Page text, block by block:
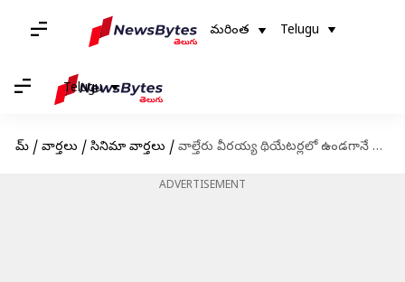
మరింత Telugu
Telugu
హోమ్ / వార్తలు / సినిమా వార్తలు / వాల్తేరు వీరయ్య థియేటర్లలో ఉండగానే సెట్స్ పైకి వెళ్తున్న చిరంజీవి చిత్రం
ADVERTISEMENT